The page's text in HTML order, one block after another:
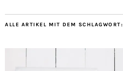
ALLE ARTIKEL MIT DEM SCHLAGWORT: